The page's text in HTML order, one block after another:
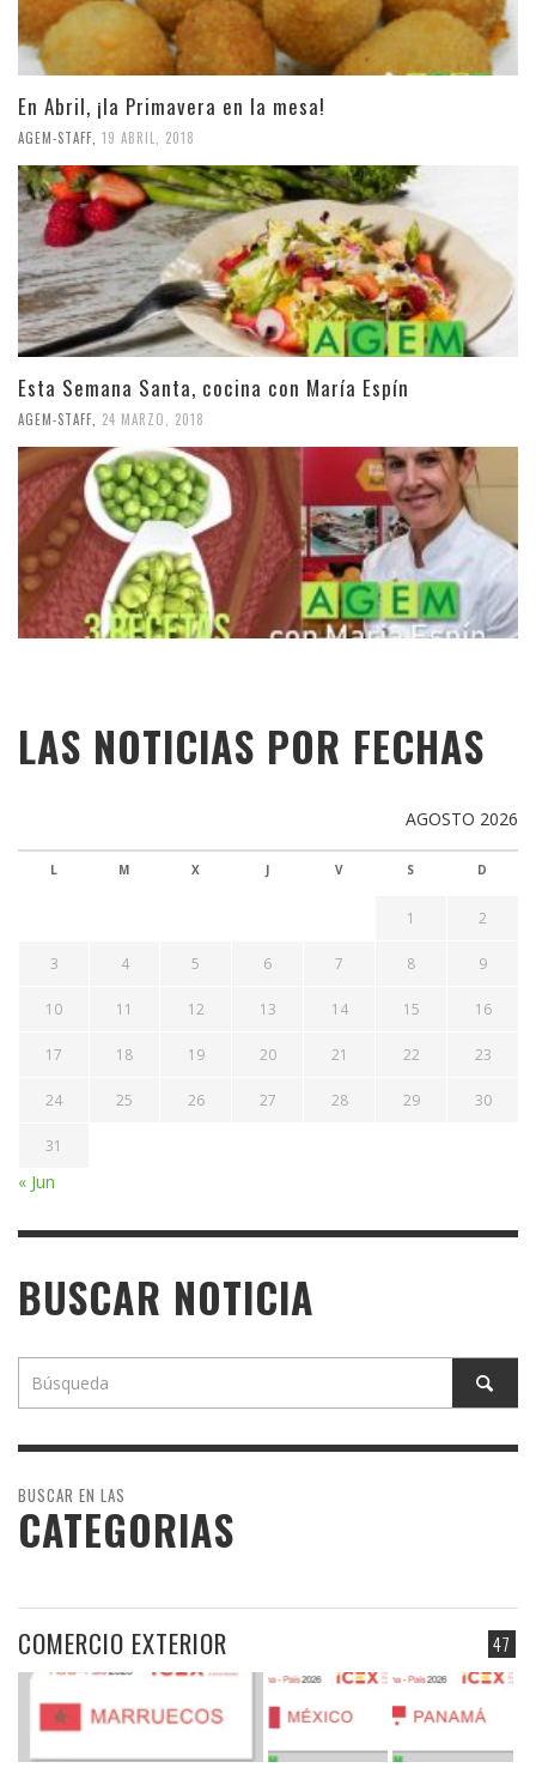
En Abril, ¡la Primavera en la mesa!
AGEM-STAFF 19 ABRIL, 2018
Esta Semana Santa, cocina con María Espín
AGEM-STAFF 24 MARZO, 2018
LAS NOTICIAS POR FECHAS
AGOSTO 2026
L M X J V S D
1 2
3 4 5 6 7 8 9
10 11 12 13 14 15 16
17 18 19 20 21 22 23
24 25 26 27 28 29 30
31
« Jun
BUSCAR NOTICIA
BUSCAR EN LAS
CATEGORIAS
47
COMERCIO EXTERIOR